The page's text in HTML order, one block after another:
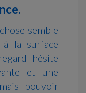
semble
à la surface
hésite
et une
pouvoir